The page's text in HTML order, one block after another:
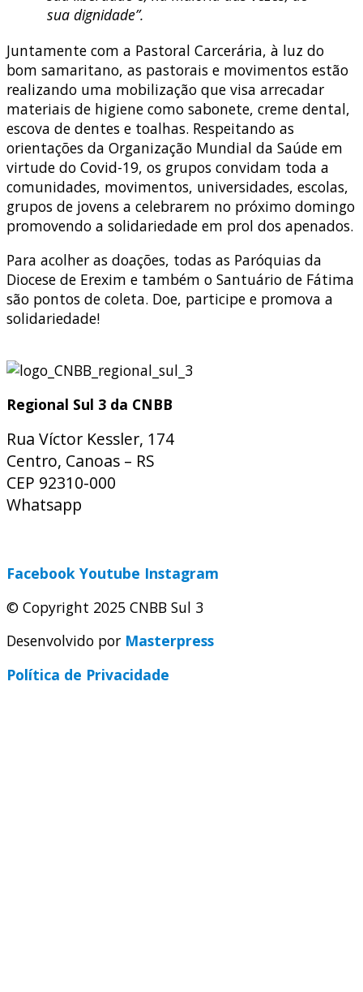
sua dignidade”.
Juntamente com a Pastoral Carcerária, à luz do
bom samaritano, as pastorais e movimentos estão
realizando uma mobilização que visa arrecadar
materiais de higiene como sabonete, creme dental,
escova de dentes e toalhas. Respeitando as
orientações da Organização Mundial da Saúde em
virtude do Covid-19, os grupos convidam toda a
comunidades, movimentos, universidades, escolas,
grupos de jovens a celebrarem no próximo domingo
promovendo a solidariedade em prol dos apenados.
Para acolher as doações, todas as Paróquias da
Diocese de Erexim e também o Santuário de Fátima
são pontos de coleta. Doe, participe e promova a
solidariedade!
Regional Sul 3 da CNBB
Rua Víctor Kessler, 174
Centro, Canoas – RS
CEP 92310-000
Whatsapp
Facebook Youtube Instagram
© Copyright 2025 CNBB Sul 3
Desenvolvido por Masterpress
Política de Privacidade